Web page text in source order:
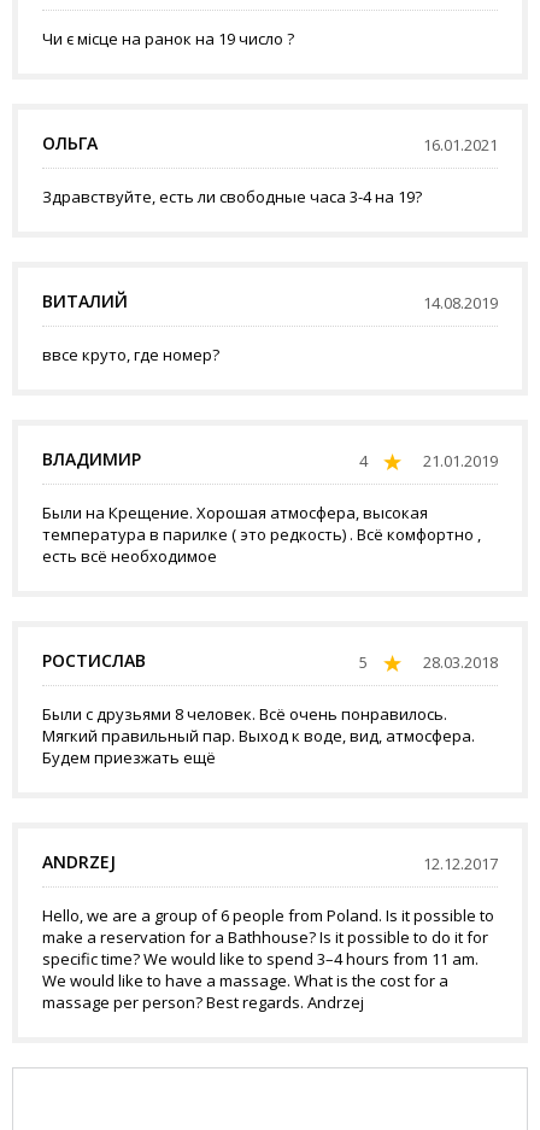
Чи є місце на ранок на 19 число ?
ОЛЬГА 16.01.2021
Здравствуйте, есть ли свободные часа 3-4 на 19?
ВИТАЛИЙ 14.08.2019
ввсе круто, где номер?
ВЛАДИМИР 4 21.01.2019
Были на Крещение. Хорошая атмосфера, высокая
температура в парилке ( это редкость) . Всё комфортно ,
есть всё необходимое
РОСТИСЛАВ 5 28.03.2018
Были с друзьями 8 человек. Всё очень понравилось.
Мягкий правильный пар. Выход к воде, вид, атмосфера.
Будем приезжать ещё
ANDRZEJ 12.12.2017
Hello, we are a group of 6 people from Poland. Is it possible to
make a reservation for a Bathhouse? Is it possible to do it for
specific time? We would like to spend 3–4 hours from 11 am.
We would like to have a massage. What is the cost for a
massage per person? Best regards. Andrzej